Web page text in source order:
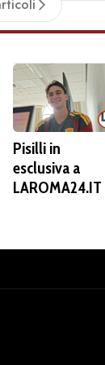
nuovi acquisti
Castro e
(FOTO E
VIDEO)
comunicato al
Real Madrid di
voler lasciare il
club
Pisilli in
esclusiva a
LAROMA24.IT